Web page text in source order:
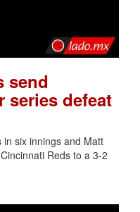
send
series defeat
six innings and Matt
Reds to a 3-2